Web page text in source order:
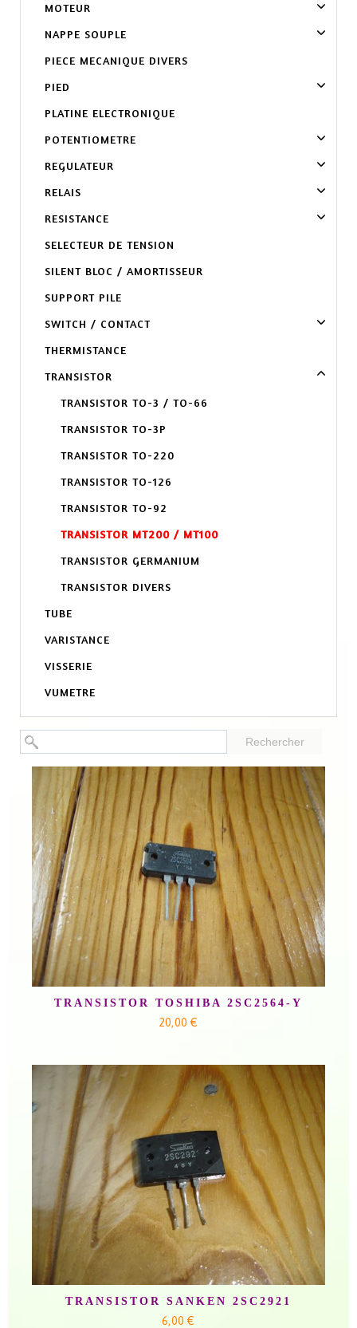
MOTEUR
NAPPE SOUPLE
PIECE MECANIQUE DIVERS
PIED
PLATINE ELECTRONIQUE
POTENTIOMETRE
REGULATEUR
RELAIS
RESISTANCE
SELECTEUR DE TENSION
SILENT BLOC / AMORTISSEUR
SUPPORT PILE
SWITCH / CONTACT
THERMISTANCE
TRANSISTOR
TRANSISTOR TO-3 / TO-66
TRANSISTOR TO-3P
TRANSISTOR TO-220
TRANSISTOR TO-126
TRANSISTOR TO-92
TRANSISTOR MT200 / MT100
TRANSISTOR GERMANIUM
TRANSISTOR DIVERS
TUBE
VARISTANCE
VISSERIE
VUMETRE
Rechercher
TRANSISTOR TOSHIBA 2SC2564-Y
20,00 €
TRANSISTOR SANKEN 2SC2921
6,00 €